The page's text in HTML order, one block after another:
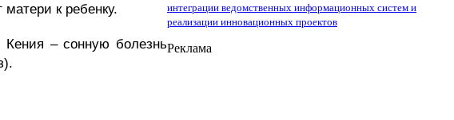
к ребенку.
Кения – сонную болезнь
интеграции ведомственных информационных систем и
реализации инновационных проектов
Реклама